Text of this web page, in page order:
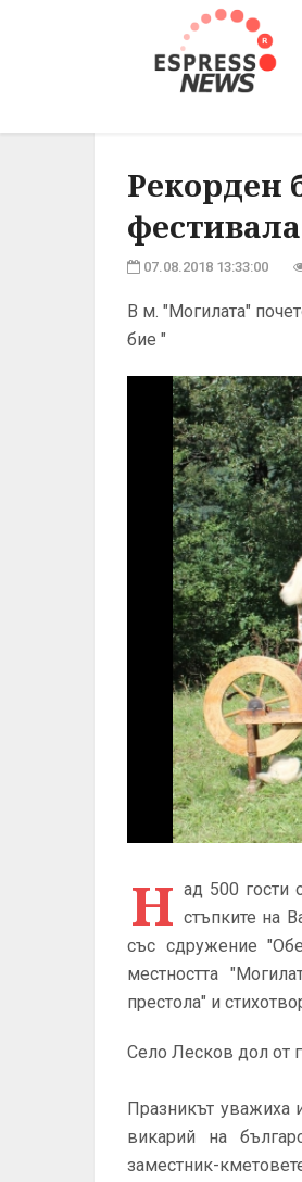
Рекорден
07.08.2018 13:33:00
В м. "Могилата"
бие "
Н ад 500 гости
стъпките на
със сдружение
местността
престола" и
Село Лесков дол от
Празникът уважиха
викарий на
заместник-